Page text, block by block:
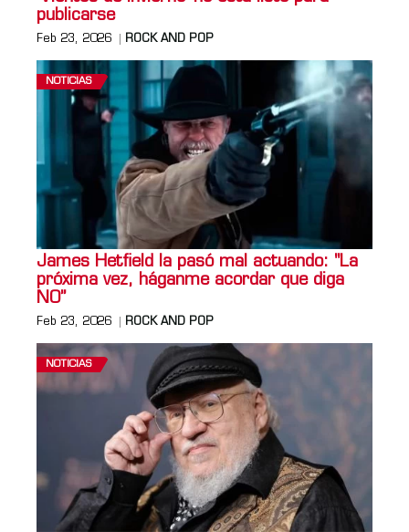
publicarse
Feb 23, 2026 ROCK AND POP
NOTICIAS
James Hetfield la pasó mal actuando: "La
próxima vez, háganme acordar que diga
NO”
Feb 23, 2026 ROCK AND POP
NOTICIAS